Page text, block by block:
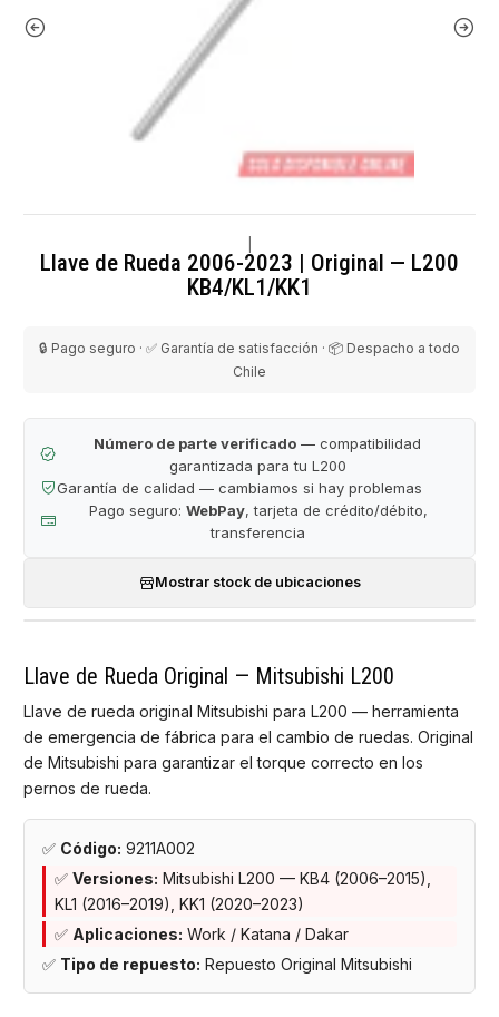
Llave de Rueda 2006-2023 | Original — L200
KB4/KL1/KK1
🔒 Pago seguro · ✅ Garantía de satisfacción · 📦 Despacho a todo
Chile
Número de parte verificado — compatibilidad
garantizada para tu L200
Garantía de calidad — cambiamos si hay problemas
Pago seguro: WebPay, tarjeta de crédito/débito,
transferencia
Mostrar stock de ubicaciones
Llave de Rueda Original — Mitsubishi L200
Llave de rueda original Mitsubishi para L200 — herramienta
de emergencia de fábrica para el cambio de ruedas. Original
de Mitsubishi para garantizar el torque correcto en los
pernos de rueda.
✅ Código: 9211A002
✅ Versiones: Mitsubishi L200 — KB4 (2006–2015),
KL1 (2016–2019), KK1 (2020–2023)
✅ Aplicaciones: Work / Katana / Dakar
✅ Tipo de repuesto: Repuesto Original Mitsubishi